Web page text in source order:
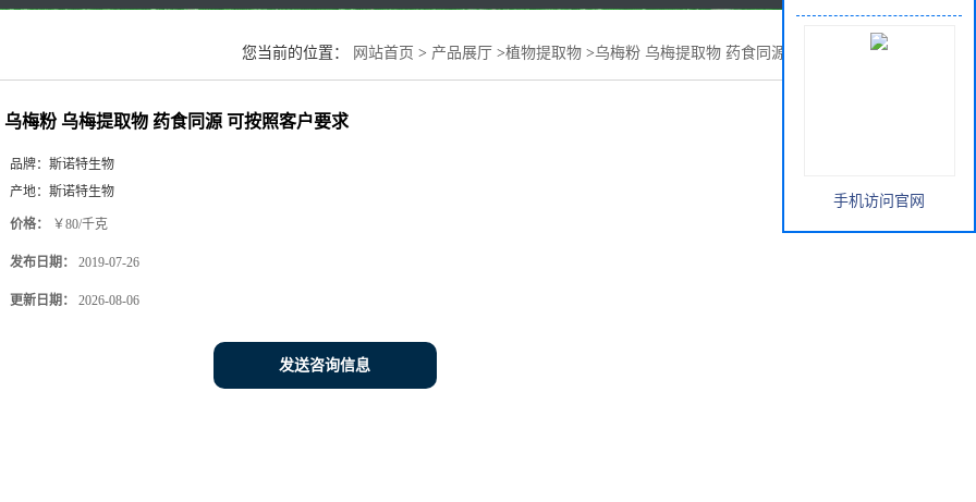
您当前的位置： 网站首页 > 产品展厅 >植物提取物 >乌梅粉 乌梅提取物 药食同源 可按照客户要求
乌梅粉 乌梅提取物 药食同源 可按照客户要求
品牌： 斯诺特生物
产地： 斯诺特生物
价格： ￥80/千克
发布日期： 2019-07-26
更新日期： 2026-08-06
发送咨询信息
手机访问官网